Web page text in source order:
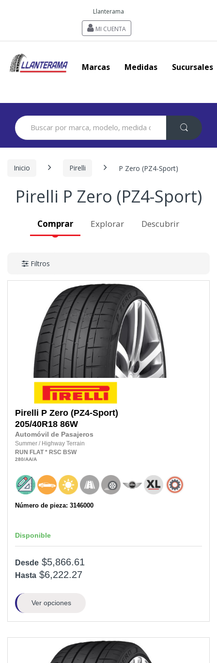
Llanterama
MI CUENTA
Marcas Medidas Sucursales
Search
for:
Inicio Pirelli P Zero (PZ4-Sport)
Pirelli P Zero (PZ4-Sport)
Comprar Explorar Descubrir
Filtros
Pirelli P Zero (PZ4-Sport)
205/40R18 86W
Automóvil de Pasajeros
Summer / Highway Terrain
RUN FLAT * RSC BSW
280/AA/A
Número de pieza: 3146000
Disponible
Desde $5,866.61
Hasta $6,222.27
Ver opciones